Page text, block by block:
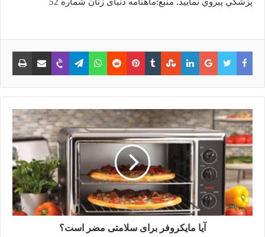
فیس
بوک
توییترگوگل
پلاس
لینکدین‫StumbleUpon
‫Tumblr
‫Pinterest
‫Redditواتس
آپ
تلگراموایبر اشتراک
ایمیل
آیا مایکروفر برای سلامتی مضر است؟